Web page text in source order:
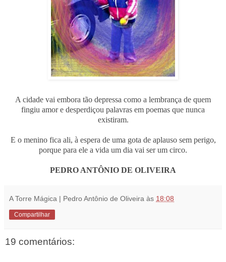
A cidade vai embora tão depressa como a lembrança de quem
fingiu amor e desperdiçou palavras em poemas que nunca
existiram.
E o menino fica ali, à espera de uma gota de aplauso sem perigo,
porque para ele a vida um dia vai ser um circo.
PEDRO ANTÔNIO DE OLIVEIRA
A Torre Mágica | Pedro Antônio de Oliveira às 18:08
Compartilhar
19 comentários: